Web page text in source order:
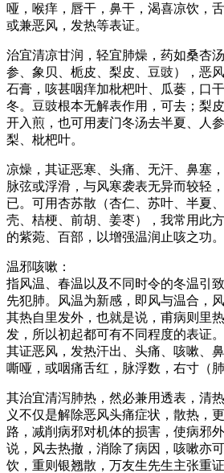
哑，喉痒，唇干，鼻干，渴喜凉饮，
或兼恶风，发热等表证。
治宜清凉甘润，轻宜肺燥，药如桑杏
参、象贝、栀皮、梨皮、豆豉），恶
石膏，咳甚咽痒加枇杷叶、瓜蒌，口
冬。豆豉根本无解表作用，可去；梨
开入煎，也可用麦门冬汤去半夏、人
梨、枇杷叶。
凉燥，其证恶寒、头痛、无汗、鼻塞
脉弦或浮滑，与风寒袭表无异而较轻
已。可用杏苏散（杏仁、苏叶、半夏
壳、桔梗、前胡、姜枣），我常用此
的紫菀、百部，以增强温润止咳之功。
温邪咳嗽：
指风温、春温以及不同时令的冬温引
先犯肺。风温为新感，即风与温合，
其热自里发外，也就是说，甫病则里
发，所以初起都可有不同程度的表证
其证恶风，发热汗出、头痛、咳嗽、
嘶哑，或咽痛舌红，脉浮数，右寸（肺
其治宜清泻肺热，然必兼用透表，清
义不仅是解除恶风头痛症状，散热，
路，减削病邪对机体的损害，使病邪
说，风去热撤，消除了病因，咳嗽亦
饮，重则银翘散，万友生先生主张重